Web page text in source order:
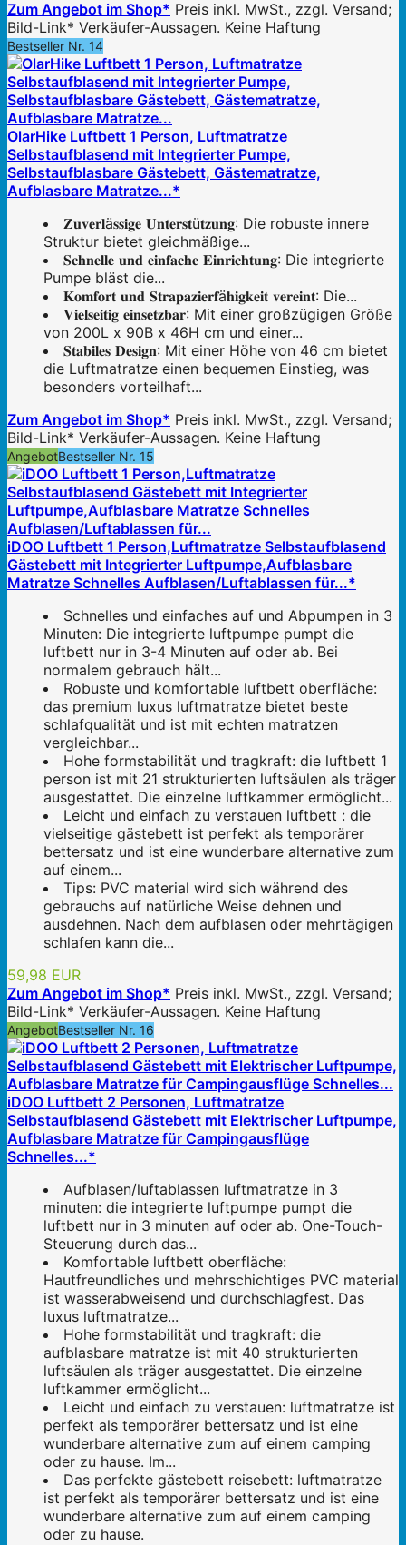
Zum Angebot im Shop* Preis inkl. MwSt., zzgl. Versand;
Bild-Link* Verkäufer-Aussagen. Keine Haftung
Bestseller Nr. 14
OlarHike Luftbett 1 Person, Luftmatratze
Selbstaufblasend mit Integrierter Pumpe,
Selbstaufblasbare Gästebett, Gästematratze,
Aufblasbare Matratze...*
𝐙𝐮𝐯𝐞𝐫𝐥ä𝐬𝐬𝐢𝐠𝐞 𝐔𝐧𝐭𝐞𝐫𝐬𝐭ü𝐭𝐳𝐮𝐧𝐠: Die robuste innere
Struktur bietet gleichmäßige...
𝐒𝐜𝐡𝐧𝐞𝐥𝐥𝐞 𝐮𝐧𝐝 𝐞𝐢𝐧𝐟𝐚𝐜𝐡𝐞 𝐄𝐢𝐧𝐫𝐢𝐜𝐡𝐭𝐮𝐧𝐠: Die integrierte
Pumpe bläst die...
𝐊𝐨𝐦𝐟𝐨𝐫𝐭 𝐮𝐧𝐝 𝐒𝐭𝐫𝐚𝐩𝐚𝐳𝐢𝐞𝐫𝐟ä𝐡𝐢𝐠𝐤𝐞𝐢𝐭 𝐯𝐞𝐫𝐞𝐢𝐧𝐭: Die...
𝐕𝐢𝐞𝐥𝐬𝐞𝐢𝐭𝐢𝐠 𝐞𝐢𝐧𝐬𝐞𝐭𝐳𝐛𝐚𝐫: Mit einer großzügigen Größe
von 200L x 90B x 46H cm und einer...
𝐒𝐭𝐚𝐛𝐢𝐥𝐞𝐬 𝐃𝐞𝐬𝐢𝐠𝐧: Mit einer Höhe von 46 cm bietet
die Luftmatratze einen bequemen Einstieg, was
besonders vorteilhaft...
Zum Angebot im Shop* Preis inkl. MwSt., zzgl. Versand;
Bild-Link* Verkäufer-Aussagen. Keine Haftung
AngebotBestseller Nr. 15
iDOO Luftbett 1 Person,Luftmatratze Selbstaufblasend
Gästebett mit Integrierter Luftpumpe,Aufblasbare
Matratze Schnelles Aufblasen/Luftablassen für...*
Schnelles und einfaches auf und Abpumpen in 3
Minuten: Die integrierte luftpumpe pumpt die
luftbett nur in 3-4 Minuten auf oder ab. Bei
normalem gebrauch hält...
Robuste und komfortable luftbett oberfläche:
das premium luxus luftmatratze bietet beste
schlafqualität und ist mit echten matratzen
vergleichbar...
Hohe formstabilität und tragkraft: die luftbett 1
person ist mit 21 strukturierten luftsäulen als träger
ausgestattet. Die einzelne luftkammer ermöglicht...
Leicht und einfach zu verstauen luftbett : die
vielseitige gästebett ist perfekt als temporärer
bettersatz und ist eine wunderbare alternative zum
auf einem...
Tips: PVC material wird sich während des
gebrauchs auf natürliche Weise dehnen und
ausdehnen. Nach dem aufblasen oder mehrtägigen
schlafen kann die...
59,98 EUR
Zum Angebot im Shop* Preis inkl. MwSt., zzgl. Versand;
Bild-Link* Verkäufer-Aussagen. Keine Haftung
AngebotBestseller Nr. 16
iDOO Luftbett 2 Personen, Luftmatratze
Selbstaufblasend Gästebett mit Elektrischer Luftpumpe,
Aufblasbare Matratze für Campingausflüge
Schnelles...*
Aufblasen/luftablassen luftmatratze in 3
minuten: die integrierte luftpumpe pumpt die
luftbett nur in 3 minuten auf oder ab. One-Touch-
Steuerung durch das...
Komfortable luftbett oberfläche:
Hautfreundliches und mehrschichtiges PVC material
ist wasserabweisend und durchschlagfest. Das
luxus luftmatratze...
Hohe formstabilität und tragkraft: die
aufblasbare matratze ist mit 40 strukturierten
luftsäulen als träger ausgestattet. Die einzelne
luftkammer ermöglicht...
Leicht und einfach zu verstauen: luftmatratze ist
perfekt als temporärer bettersatz und ist eine
wunderbare alternative zum auf einem camping
oder zu hause. Im...
Das perfekte gästebett reisebett: luftmatratze
ist perfekt als temporärer bettersatz und ist eine
wunderbare alternative zum auf einem camping
oder zu hause.